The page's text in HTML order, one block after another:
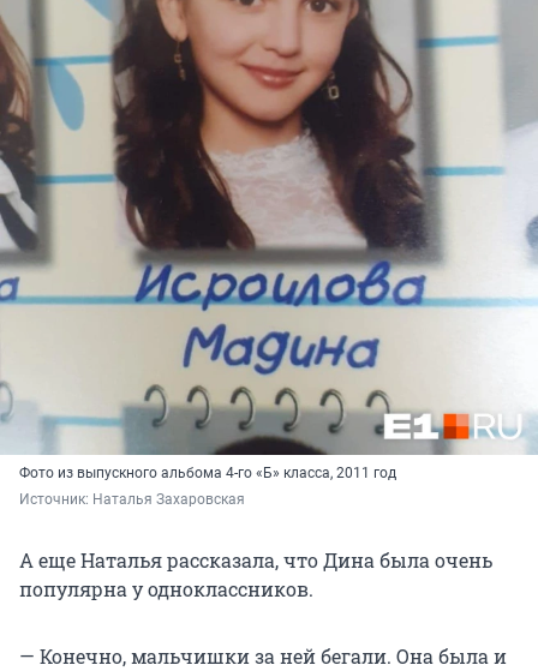
Фото из выпускного альбома 4-го «Б» класса, 2011 год
Источник: Наталья Захаровская
А еще Наталья рассказала, что Дина была очень
популярна у одноклассников.
— Конечно, мальчишки за ней бегали. Она была и